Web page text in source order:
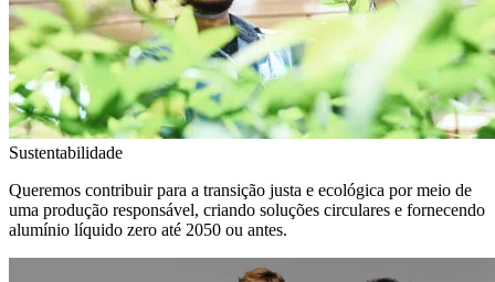
Sustentabilidade
Queremos contribuir para a transição justa e ecológica por meio de
uma produção responsável, criando soluções circulares e fornecendo
alumínio líquido zero até 2050 ou antes.